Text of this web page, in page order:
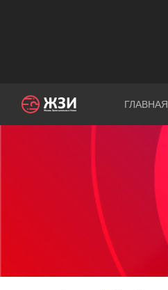
ГЛАВНАЯ